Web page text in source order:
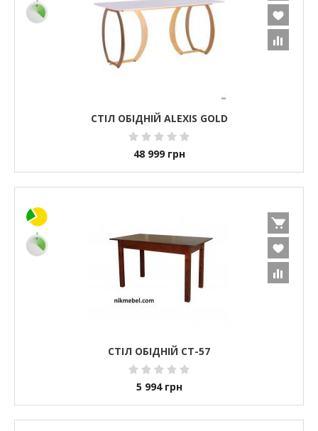
СТІЛ ОБІДНІЙ ALEXIS GOLD
48 999 грн
СТІЛ ОБІДНІЙ СТ-57
5 994 грн